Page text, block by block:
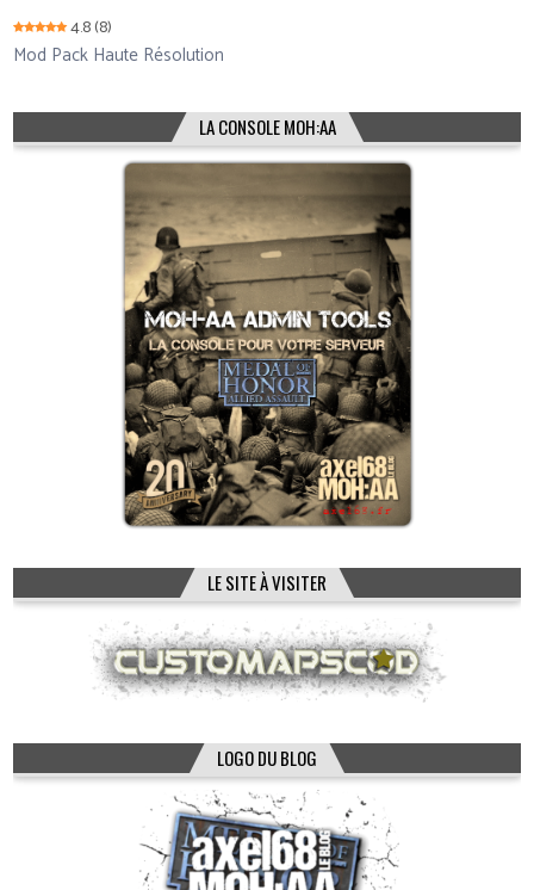
4.8(8)
Mod Pack Haute Résolution
LA CONSOLE MOH:AA
LE SITE À VISITER
LOGO DU BLOG